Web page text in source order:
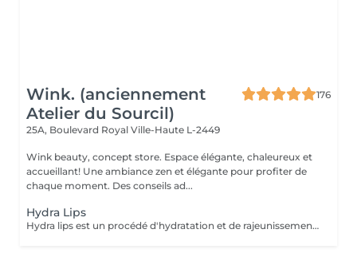
Wink. (anciennement
Atelier du Sourcil)
176
25A, Boulevard Royal Ville-Haute L-2449
Wink beauty, concept store. Espace élégante, chaleureux et
accueillant! Une ambiance zen et élégante pour profiter de
chaque moment. Des conseils ad...
Hydra Lips
Hydra lips est un procédé d'hydratation et de rajeunissement des lèvres! En plusieurs étapes, ce soin permet d'appliquer de l'acide hyaluronique et des vitamines pour redonner un volume naturel et une hydratation en profondeur. La couleur est plus belle les lèvres sont plus douce! Pour tout type de peau, idéale pour des lèvres: -fissures et déshydratées. -dépigmenté. -ridées.